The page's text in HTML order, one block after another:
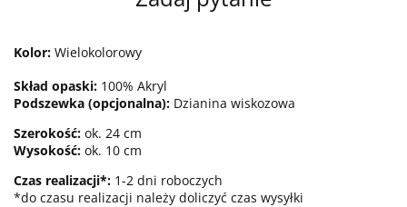
Kolor: Wielokolorowy
Skład opaski: 100% Akryl
Podszewka (opcjonalna): Dzianina wiskozowa
Szerokość: ok. 24 cm
Wysokość: ok. 10 cm
Czas realizacji*: 1-2 dni roboczych
*do czasu realizacji należy doliczyć czas wysyłki